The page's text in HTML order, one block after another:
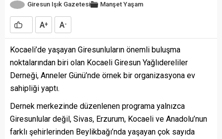
Giresun Işık Gazetesi Manşet Yaşam
A+ A-
Kocaeli’de yaşayan Giresunluların önemli buluşma
noktalarından biri olan Kocaeli Giresun Yağlıdereliler
Derneği, Anneler Günü’nde örnek bir organizasyona ev
sahipliği yaptı.
Dernek merkezinde düzenlenen programa yalnızca
Giresunlular değil, Sivas, Erzurum, Kocaeli ve Anadolu’nun
farklı şehirlerinden Beylikbağı’nda yaşayan çok sayıda